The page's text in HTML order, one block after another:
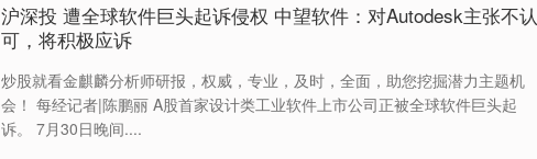
沪深投 遭全球软件巨头起诉侵权 中望软件：对Autodesk主张不认
可，将积极应诉
炒股就看金麒麟分析师研报，权威，专业，及时，全面，助您挖掘潜力主题机
会！ 每经记者|陈鹏丽 A股首家设计类工业软件上市公司正被全球软件巨头起
诉。 7月30日晚间....